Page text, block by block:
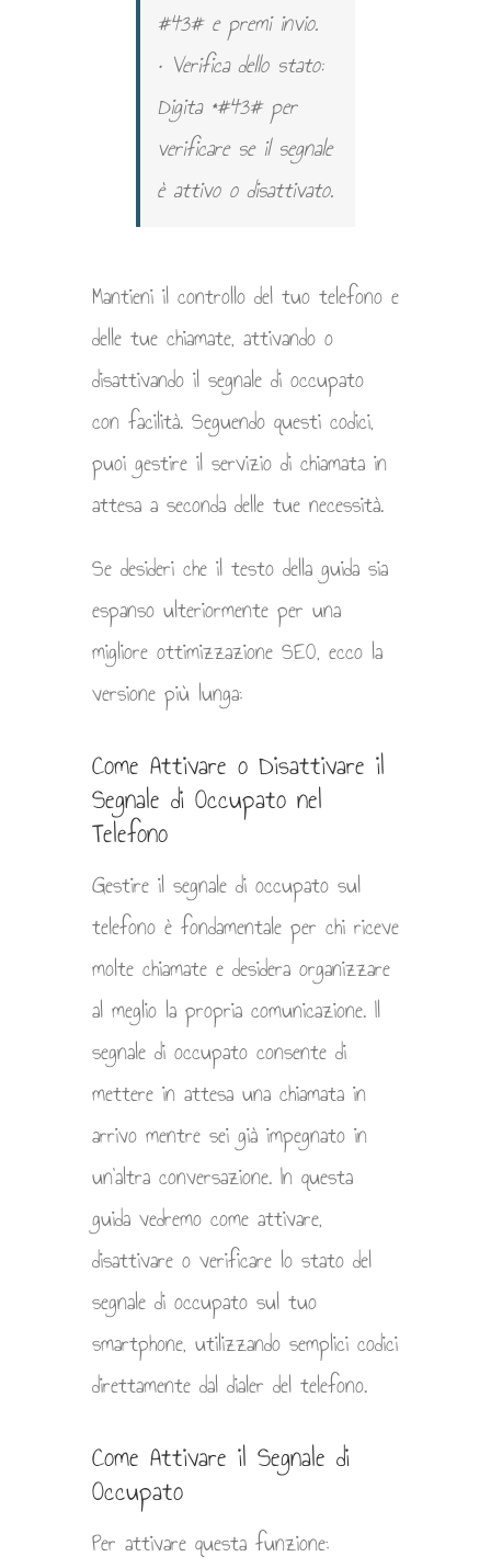
#43# e premi invio.
• Verifica dello stato:
Digita *#43# per
verificare se il segnale
è attivo o disattivato.
Mantieni il controllo del tuo telefono e
delle tue chiamate, attivando o
disattivando il segnale di occupato
con facilità. Seguendo questi codici,
puoi gestire il servizio di chiamata in
attesa a seconda delle tue necessità.
Se desideri che il testo della guida sia
espanso ulteriormente per una
migliore ottimizzazione SEO, ecco la
versione più lunga:
Come Attivare o Disattivare il
Segnale di Occupato nel
Telefono
Gestire il segnale di occupato sul
telefono è fondamentale per chi riceve
molte chiamate e desidera organizzare
al meglio la propria comunicazione. Il
segnale di occupato consente di
mettere in attesa una chiamata in
arrivo mentre sei già impegnato in
un’altra conversazione. In questa
guida vedremo come attivare,
disattivare o verificare lo stato del
segnale di occupato sul tuo
smartphone, utilizzando semplici codici
direttamente dal dialer del telefono.
Come Attivare il Segnale di
Occupato
Per attivare questa funzione: